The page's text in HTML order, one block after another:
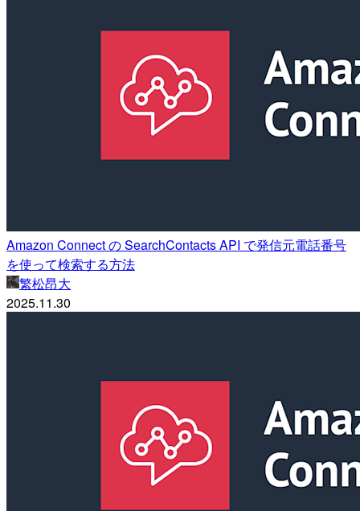
Amazon Connect の SearchContacts API で発信元電話番号
を使って検索する方法
繁松昂大
2025.11.30